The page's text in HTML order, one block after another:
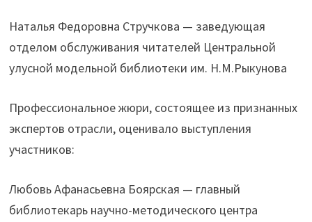
Наталья Федоровна Стручкова — заведующая
отделом обслуживания читателей Центральной
улусной модельной библиотеки им. Н.М.Рыкунова
Профессиональное жюри, состоящее из признанных
экспертов отрасли, оценивало выступления
участников:
Любовь Афанасьевна Боярская — главный
библиотекарь научно-методического центра